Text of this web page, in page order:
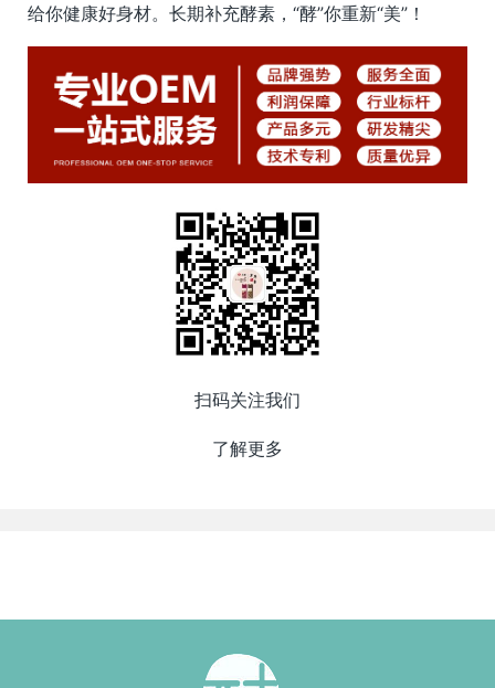
给你健康好身材。长期补充酵素，“酵”你重新“美”！
扫码关注我们
了解更多